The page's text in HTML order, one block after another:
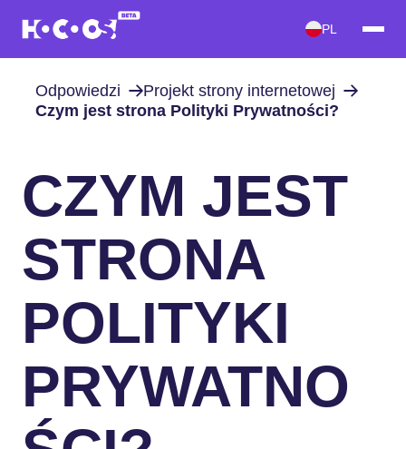
PL
Odpowiedzi
Projekt strony internetowej
Czym jest strona Polityki Prywatności?
CZYM JEST
STRONA
POLITYKI
PRYWATNO